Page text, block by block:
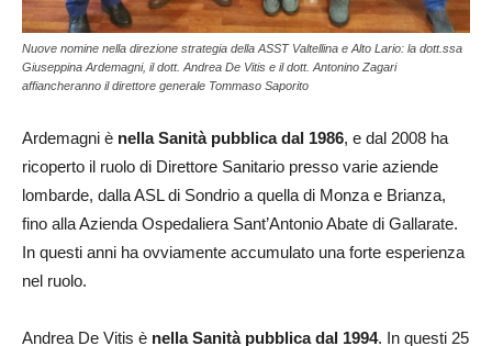
Nuove nomine nella direzione strategia della ASST Valtellina e Alto Lario: la dott.ssa
Giuseppina Ardemagni, il dott. Andrea De Vitis e il dott. Antonino Zagari
affiancheranno il direttore generale Tommaso Saporito
Ardemagni è nella Sanità pubblica dal 1986, e dal 2008 ha
ricoperto il ruolo di Direttore Sanitario presso varie aziende
lombarde, dalla ASL di Sondrio a quella di Monza e Brianza,
fino alla Azienda Ospedaliera Sant’Antonio Abate di Gallarate.
In questi anni ha ovviamente accumulato una forte esperienza
nel ruolo.
Andrea De Vitis è nella Sanità pubblica dal 1994. In questi 25